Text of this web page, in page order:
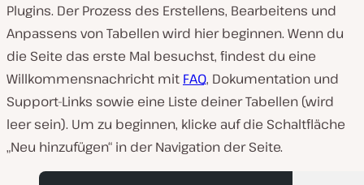
Plugins. Der Prozess des Erstellens, Bearbeitens und
Anpassens von Tabellen wird hier beginnen. Wenn du
die Seite das erste Mal besuchst, findest du eine
Willkommensnachricht mit FAQ, Dokumentation und
Support-Links sowie eine Liste deiner Tabellen (wird
leer sein). Um zu beginnen, klicke auf die Schaltfläche
„Neu hinzufügen“ in der Navigation der Seite.